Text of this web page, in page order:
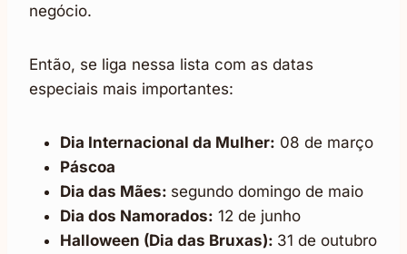
negócio.
Então, se liga nessa lista com as datas
especiais mais importantes:
Dia Internacional da Mulher: 08 de março
Páscoa
Dia das Mães: segundo domingo de maio
Dia dos Namorados: 12 de junho
Halloween (Dia das Bruxas): 31 de outubro